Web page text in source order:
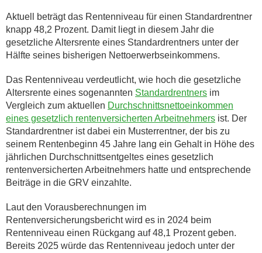
Aktuell beträgt das Rentenniveau für einen Standardrentner
knapp 48,2 Prozent. Damit liegt in diesem Jahr die
gesetzliche Altersrente eines Standardrentners unter der
Hälfte seines bisherigen Nettoerwerbseinkommens.
Das Rentenniveau verdeutlicht, wie hoch die gesetzliche
Altersrente eines sogenannten Standardrentners im
Vergleich zum aktuellen Durchschnittsnettoeinkommen
eines gesetzlich rentenversicherten Arbeitnehmers ist. Der
Standardrentner ist dabei ein Musterrentner, der bis zu
seinem Rentenbeginn 45 Jahre lang ein Gehalt in Höhe des
jährlichen Durchschnittsentgeltes eines gesetzlich
rentenversicherten Arbeitnehmers hatte und entsprechende
Beiträge in die GRV einzahlte.
Laut den Vorausberechnungen im
Rentenversicherungsbericht wird es in 2024 beim
Rentenniveau einen Rückgang auf 48,1 Prozent geben.
Bereits 2025 würde das Rentenniveau jedoch unter der